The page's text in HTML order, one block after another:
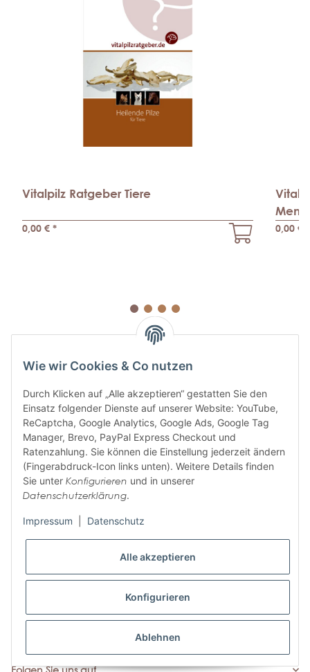
Vitalpilz Ratgeber Tiere
0,00 € * 0,00 €
ABONNIEREN SIE UNSEREN
NEWSLETTER
jederzeit widerruflich Informationen zu Ihrem Produktsortiment per E-Mail zu.
Folgen Sie uns auf
Wie wir Cookies & Co nutzen
Durch Klicken auf „Alle akzeptieren“ gestatten Sie den
Einsatz folgender Dienste auf unserer Website: YouTube,
ReCaptcha, Google Analytics, Google Ads, Google Tag
Manager, Brevo, PayPal Express Checkout und
Ratenzahlung. Sie können die Einstellung jederzeit ändern
(Fingerabdruck-Icon links unten). Weitere Details finden
Sie unter Konfigurieren und in unserer
Datenschutzerklärung.
Impressum Datenschutz
Alle akzeptieren
Konfigurieren
Ablehnen